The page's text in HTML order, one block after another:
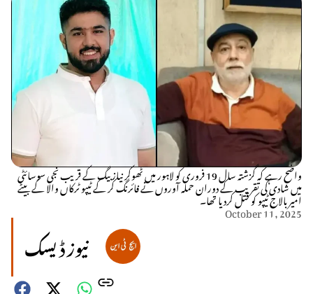
واضح رہے کہ گزشتہ سال 19 فروری کو لاہور میں ٹھوکر نیاز بیگ کے قریب نجی سوسائٹی
میں شادی کی تقریب کے دوران حملہ آوروں نے فائرنگ کر کے ٹیپو ٹرکاں والا کے بیٹے
امیر بالاج ٹیپو کو قتل کردیا تھا۔
October 11, 2025
نیوز ڈیسک